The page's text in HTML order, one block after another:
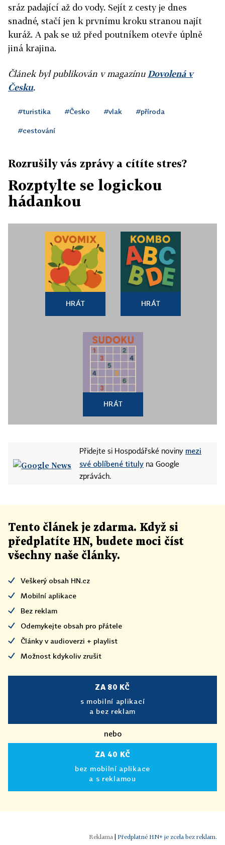
sráz padající až do vody. Sejít z cesty je dnes
snadné, stačí jen k prvnímu kroku stranou najít
kuráž. A pak se už před poutníkem otevře úplně
jiná krajina.
Článek byl publikován v magazínuDovolená v
Česku.
#turistika #Česko #vlak #příroda
#cestování
Rozrušily vás zprávy a cítíte stres?
Rozptylte se logickou
hádankou
HRÁT HRÁT
HRÁT
Přidejte si Hospodářské noviny mezi
své oblíbené tituly na Google
zprávách.
Tento článek je zdarma. Když si
předplatíte HN, budete moci číst
všechny naše články.
Veškerý obsah HN.cz
Mobilní aplikace
Bez reklam
Odemykejte obsah pro přátele
Články v audioverzi + playlist
Možnost kdykoliv zrušit
ZA 80 KČ
s mobilní aplikací
a bez reklam
nebo
ZA 40 KČ
bez mobilní aplikace
a s reklamou
Předplatné HN+ je zcela bez reklam.